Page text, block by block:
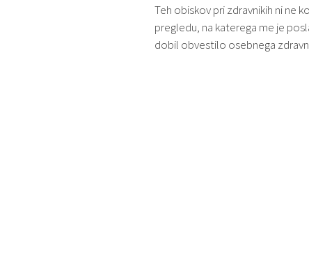
Teh obiskov pri zdravnikih ni ne
pregledu, na katerega me je
dobil obvestilo osebnega